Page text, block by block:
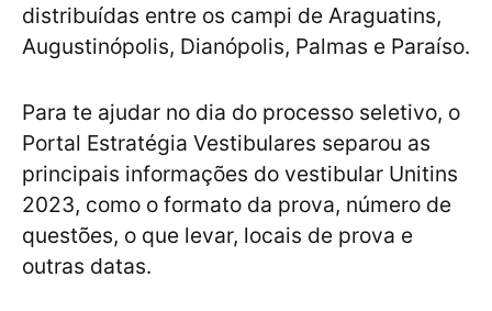
distribuídas entre os campi de Araguatins,
Augustinópolis, Dianópolis, Palmas e Paraíso.
Para te ajudar no dia do processo seletivo, o
Portal Estratégia Vestibulares separou as
principais informações do vestibular Unitins
2023, como o formato da prova, número de
questões, o que levar, locais de prova e
outras datas.